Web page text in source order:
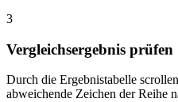
3
Vergleichsergebnis prüfen
Durch die Ergebnistabelle
abweichende Zeichen der Reihe